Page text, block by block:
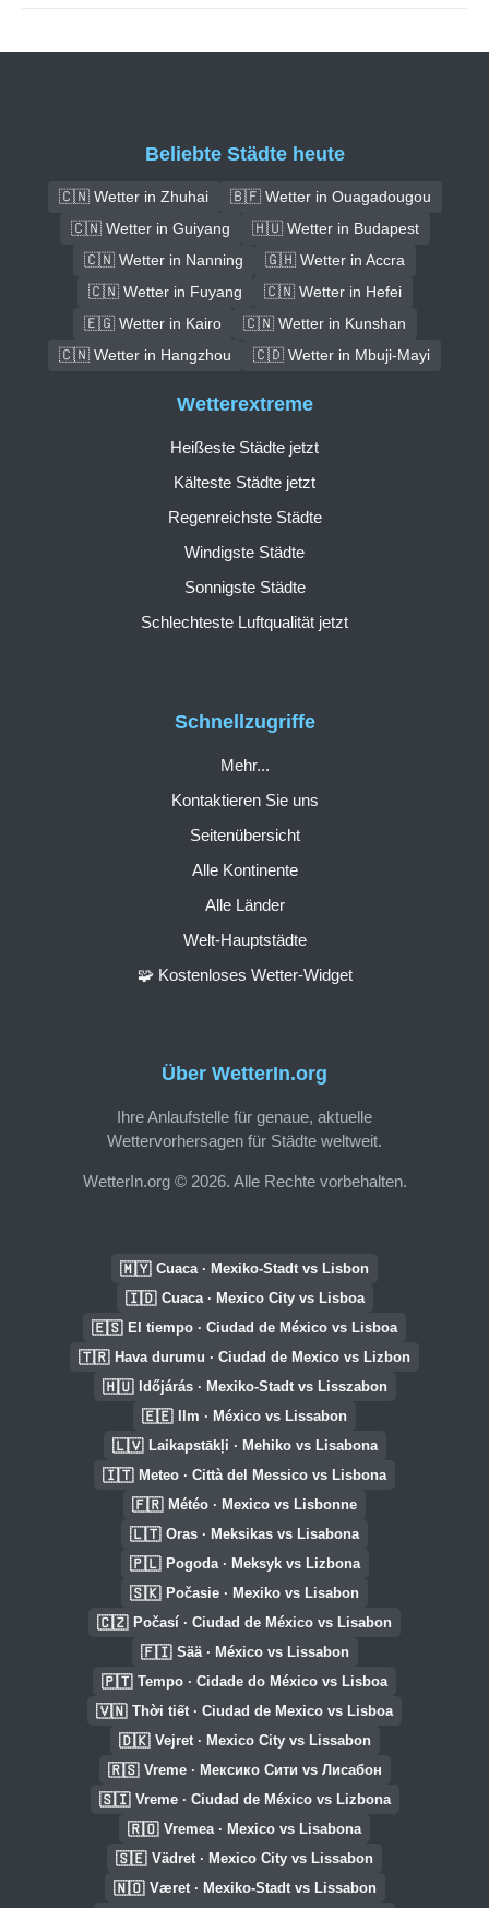
Beliebte Städte heute
🇨🇳 Wetter in Zhuhai
🇧🇫 Wetter in Ouagadougou
🇨🇳 Wetter in Guiyang
🇭🇺 Wetter in Budapest
🇨🇳 Wetter in Nanning
🇬🇭 Wetter in Accra
🇨🇳 Wetter in Fuyang
🇨🇳 Wetter in Hefei
🇪🇬 Wetter in Kairo
🇨🇳 Wetter in Kunshan
🇨🇳 Wetter in Hangzhou
🇨🇩 Wetter in Mbuji-Mayi
Über WetterIn.org
Ihre Anlaufstelle für genaue, aktuelle
Wettervorhersagen für Städte weltweit.
WetterIn.org © 2026. Alle Rechte vorbehalten.
Schnellzugriffe
Mehr...
Kontaktieren Sie uns
Seitenübersicht
Alle Kontinente
Alle Länder
Welt-Hauptstädte
🧩 Kostenloses Wetter-Widget
Wetterextreme
Heißeste Städte jetzt
Kälteste Städte jetzt
Regenreichste Städte
Windigste Städte
Sonnigste Städte
Schlechteste Luftqualität jetzt
🇲🇾 Cuaca · Mexiko-Stadt vs Lisbon
🇮🇩 Cuaca · Mexico City vs Lisboa
🇪🇸 El tiempo · Ciudad de México vs Lisboa
🇹🇷 Hava durumu · Ciudad de Mexico vs Lizbon
🇭🇺 Időjárás · Mexiko-Stadt vs Lisszabon
🇪🇪 Ilm · México vs Lissabon
🇱🇻 Laikapstākļi · Mehiko vs Lisabona
🇮🇹 Meteo · Città del Messico vs Lisbona
🇫🇷 Météo · Mexico vs Lisbonne
🇱🇹 Oras · Meksikas vs Lisabona
🇵🇱 Pogoda · Meksyk vs Lizbona
🇸🇰 Počasie · Mexiko vs Lisabon
🇨🇿 Počasí · Ciudad de México vs Lisabon
🇫🇮 Sää · México vs Lissabon
🇵🇹 Tempo · Cidade do México vs Lisboa
🇻🇳 Thời tiết · Ciudad de Mexico vs Lisboa
🇩🇰 Vejret · Mexico City vs Lissabon
🇷🇸 Vreme · Мексико Сити vs Лисабон
🇸🇮 Vreme · Ciudad de México vs Lizbona
🇷🇴 Vremea · Mexico vs Lisabona
🇸🇪 Vädret · Mexico City vs Lissabon
🇳🇴 Været · Mexiko-Stadt vs Lissabon